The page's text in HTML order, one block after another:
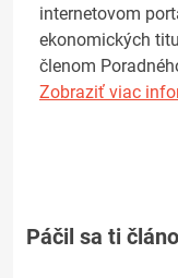
internetovom
ekonomických
členom
Zobraziť viac
Páčil sa ti